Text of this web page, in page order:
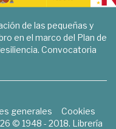
de las pequeñas y
en el marco del Plan de
Convocatoria
generales
Cookies
© 1948 - 2018. Librería